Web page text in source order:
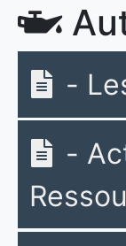
-
-